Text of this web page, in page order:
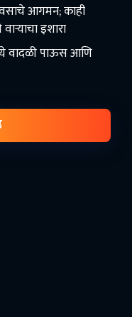
आगमन; काही
इशारा
वादळी पाऊस आणि